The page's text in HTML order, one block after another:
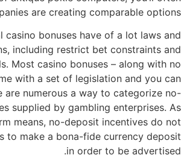
are creating comparable options.
casino bonuses have of a lot laws and
including restrict bet constraints and
Most casino bonuses – along with no
with a set of legislation and you can
are numerous a way to categorize no-
supplied by gambling enterprises. As
means, no-deposit incentives do not
to make a bona-fide currency deposit
in order to be advertised.